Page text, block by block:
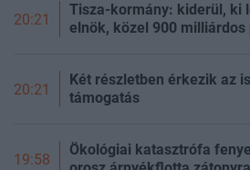
20:21
Tisza-kormány: kiderül, ki
elnök, közel 900 milliárdos
20:21
Két részletben érkezik az
támogatás
19:58
Ökológiai katasztrófa